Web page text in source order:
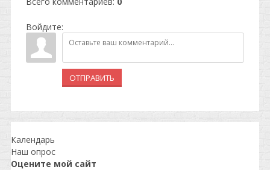
Войдите:
ОТПРАВИТЬ
Календарь
Наш опрос
Оцените мой сайт